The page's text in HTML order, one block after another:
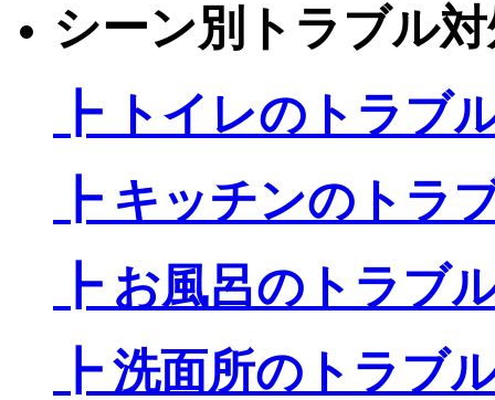
シーン別トラブル
┣ トイレのトラブ
┣ キッチンのトラ
┣ お風呂のトラブ
┣ 洗面所のトラブ